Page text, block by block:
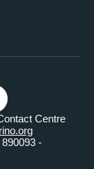
Centre
-